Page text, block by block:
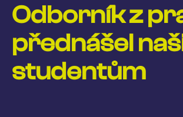
Odborník z
přednášel
studentům